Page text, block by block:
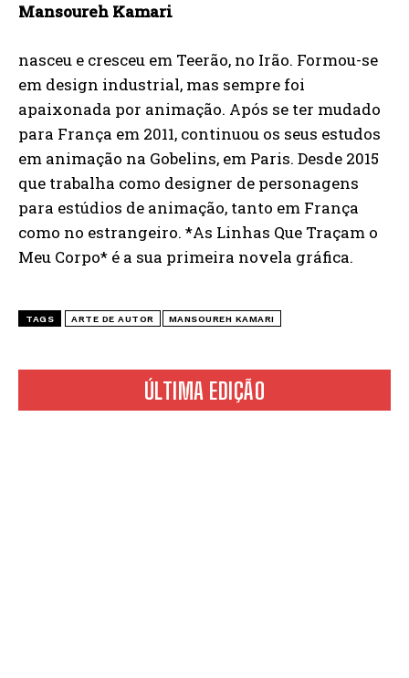
ÚLTIMA EDIÇÃO
Mansoureh Kamari
nasceu e cresceu em Teerão, no Irão. Formou-se
em design industrial, mas sempre foi
apaixonada por animação. Após se ter mudado
para França em 2011, continuou os seus estudos
em animação na Gobelins, em Paris. Desde 2015
que trabalha como designer de personagens
para estúdios de animação, tanto em França
como no estrangeiro. *As Linhas Que Traçam o
Meu Corpo* é a sua primeira novela gráfica.
TAGS ARTE DE AUTOR MANSOUREH KAMARI